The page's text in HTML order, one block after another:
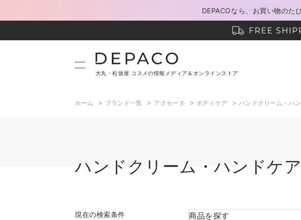
DEPACOなら、お買い物のた
大丸・松坂屋 コスメの情報メディア＆オンラインストア
ホーム > ブランド一覧 > アクセーヌ > ボディケア > ハンドクリーム・ハ
ハンドクリーム・ハンドケア
現在の検索条件 商品を探す